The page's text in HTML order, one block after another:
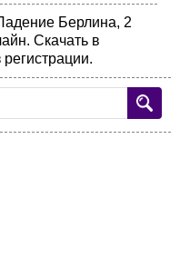
Берлина, 2
Скачать в